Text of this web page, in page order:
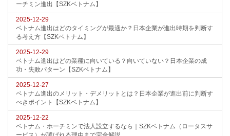
ーチミン進出【SZKベトナム】
2025-12-29
ベトナム進出はどのタイミングが最適か？日本企業が進出時期を判断す
る考え方【SZKベトナム】
2025-12-29
ベトナム進出はどの業種に向いている？向いていない？日本企業の成
功・失敗パターン【SZKベトナム】
2025-12-27
ベトナム進出のメリット・デメリットとは？日本企業が進出前に判断す
べきポイント【SZKベトナム】
2025-12-22
ベトナム・ホーチミンで法人設立するなら｜SZKベトナム（ロータスサ